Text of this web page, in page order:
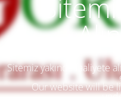
Sitemiz yakında faaliyete
Our website will be